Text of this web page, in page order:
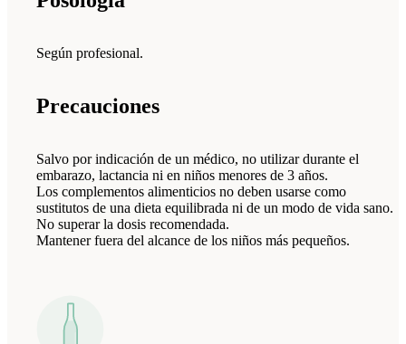
Según profesional.
Precauciones
Salvo por indicación de un médico, no utilizar durante el
embarazo, lactancia ni en niños menores de 3 años.
Los complementos alimenticios no deben usarse como
sustitutos de una dieta equilibrada ni de un modo de vida sano.
No superar la dosis recomendada.
Mantener fuera del alcance de los niños más pequeños.